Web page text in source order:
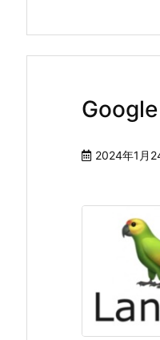
2024年1月